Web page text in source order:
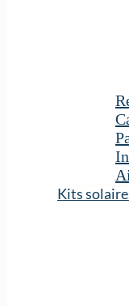
Kits